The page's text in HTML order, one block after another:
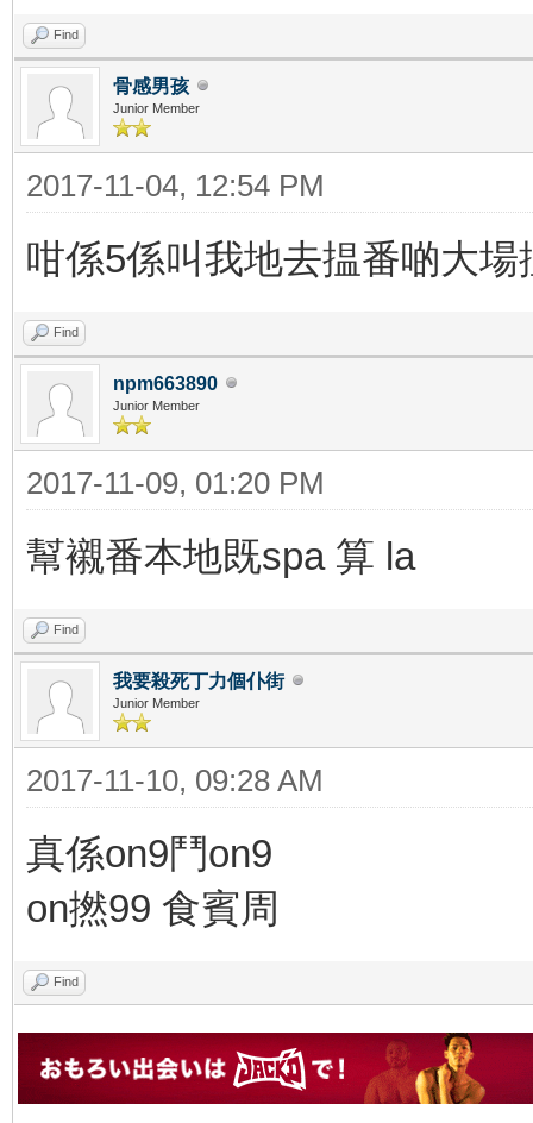
Find
骨感男孩
Junior Member
2017-11-04, 12:54 PM
咁係5係叫我地去揾番啲大場
Find
npm663890
Junior Member
2017-11-09, 01:20 PM
幫襯番本地既spa 算 la
Find
我要殺死丁力個仆街
Junior Member
2017-11-10, 09:28 AM
真係on9鬥on9
on撚99 食賓周
Find